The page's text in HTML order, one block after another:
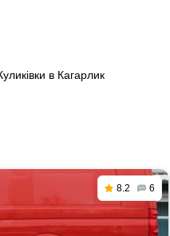
в Кагарлик
8.2 6